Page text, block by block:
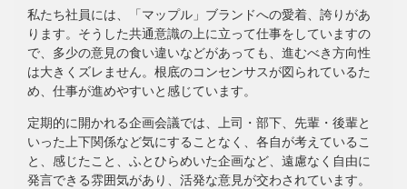
私たち社員には、「マップル」ブランドへの愛着、誇りがあ
ります。そうした共通意識の上に立って仕事をしていますの
で、多少の意見の食い違いなどがあっても、進むべき方向性
は大きくズレません。根底のコンセンサスが図られているた
め、仕事が進めやすいと感じています。
定期的に開かれる企画会議では、上司・部下、先輩・後輩と
いった上下関係など気にすることなく、各自が考えているこ
と、感じたこと、ふとひらめいた企画など、遠慮なく自由に
発言できる雰囲気があり、活発な意見が交わされています。